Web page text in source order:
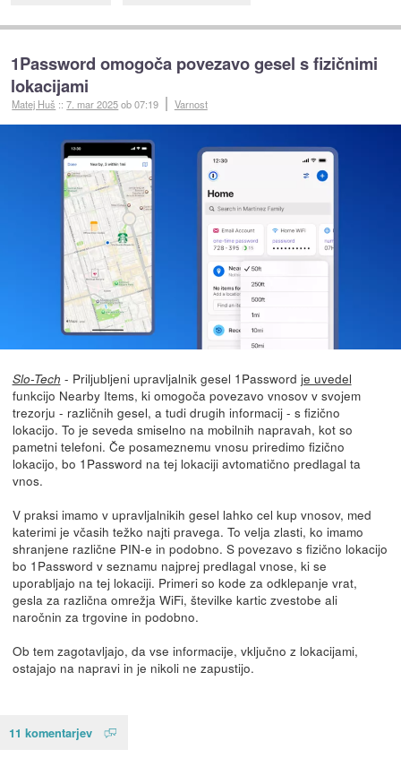
1Password omogoča povezavo gesel s fizičnimi
lokacijami
Matej Huš ::7. mar 2025ob 07:19 Varnost
Slo-Tech - Priljubljeni upravljalnik gesel 1Password je uvedel
funkcijo Nearby Items, ki omogoča povezavo vnosov v svojem
trezorju - različnih gesel, a tudi drugih informacij - s fizično
lokacijo. To je seveda smiselno na mobilnih napravah, kot so
pametni telefoni. Če posameznemu vnosu priredimo fizično
lokacijo, bo 1Password na tej lokaciji avtomatično predlagal ta
vnos.
V praksi imamo v upravljalnikih gesel lahko cel kup vnosov, med
katerimi je včasih težko najti pravega. To velja zlasti, ko imamo
shranjene različne PIN-e in podobno. S povezavo s fizično lokacijo
bo 1Password v seznamu najprej predlagal vnose, ki se
uporabljajo na tej lokaciji. Primeri so kode za odklepanje vrat,
gesla za različna omrežja WiFi, številke kartic zvestobe ali
naročnin za trgovine in podobno.
Ob tem zagotavljajo, da vse informacije, vključno z lokacijami,
ostajajo na napravi in je nikoli ne zapustijo.
11 komentarjev